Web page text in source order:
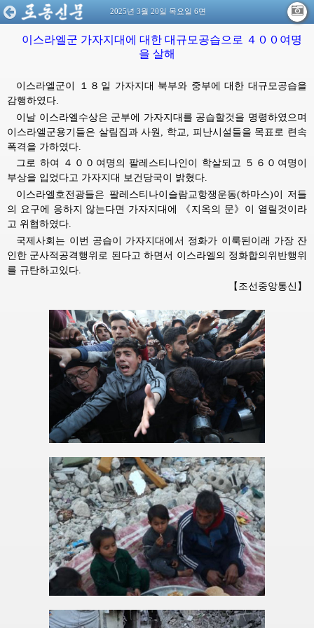
2025년 3월 20일 목요일 6면
이스라엘군 가자지대에 대한 대규모공습으로 ４００여명
을 살해
이스라엘군이 １８일 가자지대 북부와 중부에 대한 대규모공습을
감행하였다.
이날 이스라엘수상은 군부에 가자지대를 공습할것을 명령하였으며
이스라엘군용기들은 살림집과 사원, 학교, 피난시설들을 목표로 련속
폭격을 가하였다.
그로 하여 ４００여명의 팔레스티나인이 학살되고 ５６０여명이
부상을 입었다고 가자지대 보건당국이 밝혔다.
이스라엘호전광들은 팔레스티나이슬람교항쟁운동(하마스)이 저들
의 요구에 응하지 않는다면 가자지대에 《지옥의 문》이 열릴것이라
고 위협하였다.
국제사회는 이번 공습이 가자지대에서 정화가 이룩된이래 가장 잔
인한 군사적공격행위로 된다고 하면서 이스라엘의 정화합의위반행위
를 규탄하고있다.
【조선중앙통신】